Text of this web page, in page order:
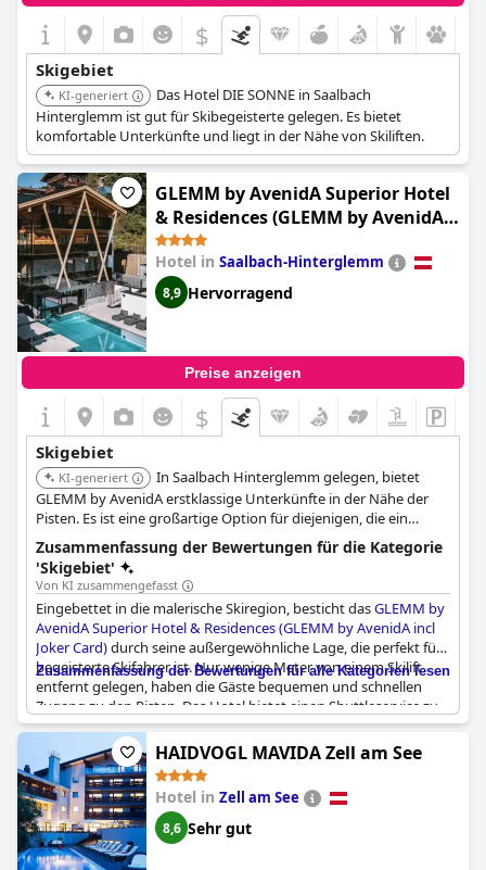
$
Skigebiet
KI-generiert
Das Hotel DIE SONNE in Saalbach
Hinterglemm ist gut für Skibegeisterte gelegen. Es bietet
komfortable Unterkünfte und liegt in der Nähe von Skiliften.
GLEMM by AvenidA Superior Hotel
& Residences (GLEMM by AvenidA
incl Joker Card)
Hotel in Saalbach-Hinterglemm
8,9 Hervorragend
Preise anzeigen
$
Skigebiet
KI-generiert
In Saalbach Hinterglemm gelegen, bietet
GLEMM by AvenidA erstklassige Unterkünfte in der Nähe der
Pisten. Es ist eine großartige Option für diejenigen, die ein
Premium-Skierlebnis suchen.
Zusammenfassung der Bewertungen für die Kategorie
'Skigebiet'
Von KI zusammengefasst
Eingebettet in die malerische Skiregion, besticht dasGLEMM by
AvenidA Superior Hotel & Residences (GLEMM by AvenidA incl
Joker Card)durch seine außergewöhnliche Lage, die perfekt für
begeisterte Skifahrer ist. Nur wenige Meter von einem Skilift
entfernt gelegen, haben die Gäste bequemen und schnellen
Zugang zu den Pisten. Das Hotel bietet einen Shuttleservice zu
den Skiliften und Pisten, der den Transport noch einfacher
macht. Mit beheizten, individuellen Skischließfächern und einem
gut ausgestatteten Skiraum ist die Aufbewahrung der
Ausrüstung nach einem Tag in den Bergen problemlos.
Die Joker Card bietet den Gästen unschätzbare Vorteile wie
kostenlose Liftkarten und kostenlose Fahrten mit den
Seilbahnen in Saalbach Hinterglemm, was das gesamte Ski- und
Zusammenfassung der Bewertungen für alle Kategorien lesen
HAIDVOGL MAVIDA Zell am See
Hotel in Zell am See
8,6 Sehr gut